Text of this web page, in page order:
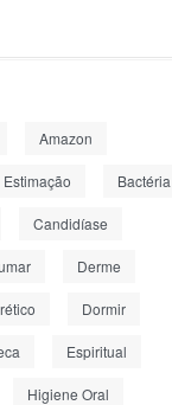
Amazon
Bactéria
Candidíase
Derme
Dormir
Espiritual
Higiene Oral